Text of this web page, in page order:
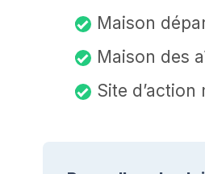
Maison
Maison des
Site